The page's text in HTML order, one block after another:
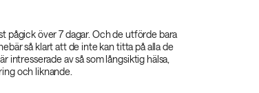
pågick över 7 dagar. Och de utförde bara
så klart att de inte kan titta på alla de
intresserade av så som långsiktig hälsa,
och liknande.